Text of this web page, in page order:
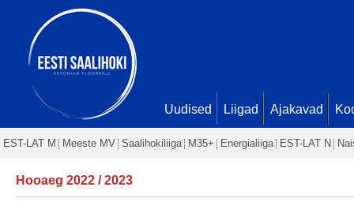
Uudised Liigad Ajakavad
EST-LAT M Meeste MV Saalihokiliiga M35+ Energialiiga EST-LAT N
Hooaeg 2022 / 2023